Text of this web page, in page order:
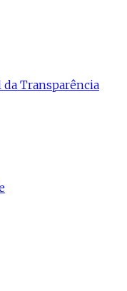
da Transparência